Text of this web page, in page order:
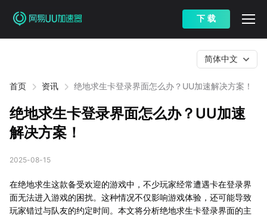
下 载
首页 资讯 绝地求生卡登录界面怎么办？UU加速解决方案！
简体中文
绝地求生卡登录界面怎么办？UU加速
解决方案！
2025-08-15
在绝地求生这款备受欢迎的游戏中，不少玩家经常遭遇卡在登录界
面无法进入游戏的困扰。这种情况不仅影响游戏体验，还可能导致
玩家错过与队友的约定时间。本文将分析绝地求生卡登录界面的主